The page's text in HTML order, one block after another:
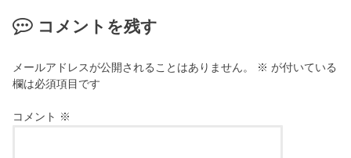
コメントを残す
メールアドレスが公開されることはありません。 ※ が付いている
欄は必須項目です
コメント ※